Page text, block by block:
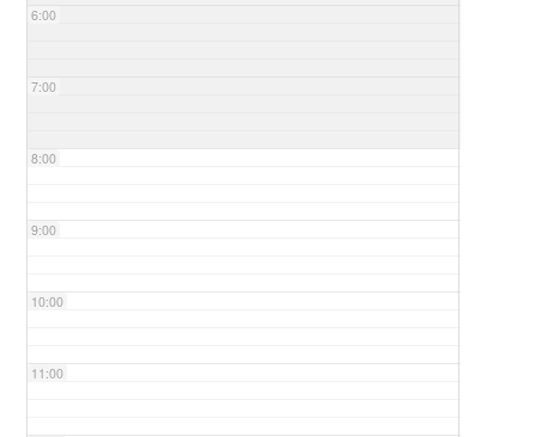
6:00
7:00
8:00
9:00
10:00
11:00